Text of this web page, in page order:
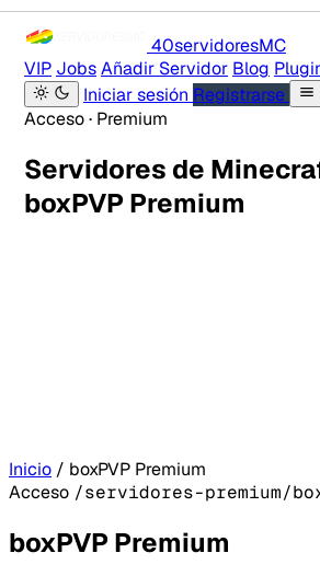
40servidoresMC
VIP JobsAñadir Servidor Blog
Iniciar sesión Registrarse
Acceso · Premium
Servidores de
boxPVP Premium
Inicio / boxPVP Premium
Acceso /servidores-premium/
boxPVP Premium